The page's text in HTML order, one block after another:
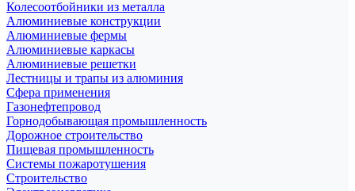
Колесоотбойники из металла
Алюминиевые конструкции
Алюминиевые фермы
Алюминиевые каркасы
Алюминиевые решетки
Лестницы и трапы из алюминия
Сфера применения
Газонефтепровод
Горнодобывающая промышленность
Дорожное строительство
Пищевая промышленность
Системы пожаротушения
Строительство